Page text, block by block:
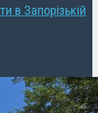
в Запорізькій